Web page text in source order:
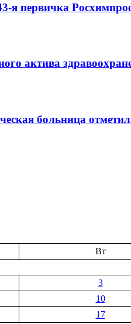
я первичка
актива
больница
Вт
3
10
17